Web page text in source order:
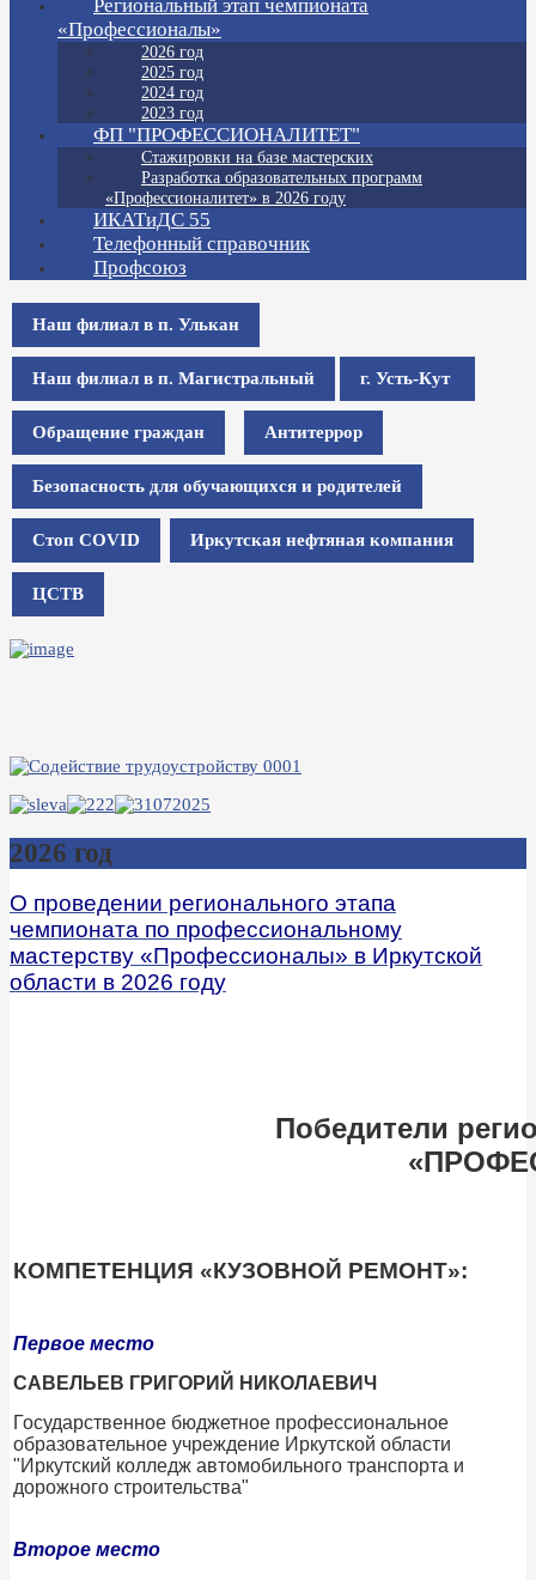
Региональный этап чемпионата
«Профессионалы»
2026 год
2025 год
2024 год
2023 год
ФП "ПРОФЕССИОНАЛИТЕТ"
Стажировки на базе мастерских
Разработка образовательных программ
«Профессионалитет» в 2026 году
ИКАТиДС 55
Телефонный справочник
Профсоюз
Наш филиал в п. Улькан
Наш филиал в п. Магистральный г. Усть-Кут
Обращение граждан Антитеррор
Безопасность для обучающихся и родителей
Стоп COVID Иркутская нефтяная компания
ЦСТВ
2026 год
О проведении регионального этапа
чемпионата по профессиональному
мастерству «Профессионалы» в Иркутской
области в 2026 году
Победители
КОМПЕТЕНЦИЯ «КУЗОВНОЙ РЕМОНТ»:
Первое место
САВЕЛЬЕВ ГРИГОРИЙ НИКОЛАЕВИЧ
Государственное бюджетное профессиональное
образовательное учреждение Иркутской области
"Иркутский колледж автомобильного транспорта и
дорожного строительства"
Второе место